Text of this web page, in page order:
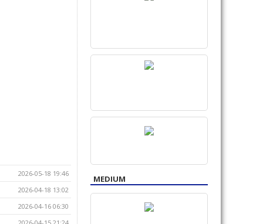
2026-05-18 19:46
2026-04-18 13:02
2026-04-16 06:30
MEDIUM